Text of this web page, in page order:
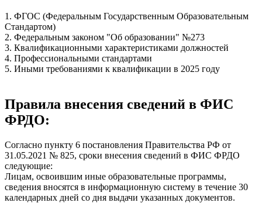
1. ФГОС (Федеральным Государственным Образовательным
Стандартом)
2. Федеральным законом "Об образовании" №273
3. Квалификационными характеристиками должностей
4. Профессиональными стандартами
5. Иными требованиями к квалификации в 2025 году
Правила внесения сведений в ФИС
ФРДО:
Согласно пункту 6 постановления Правительства РФ от
31.05.2021 № 825, сроки внесения сведений в ФИС ФРДО
следующие:
Лицам, освоившим иные образовательные программы,
сведения вносятся в информационную систему в течение 30
календарных дней со дня выдачи указанных документов.